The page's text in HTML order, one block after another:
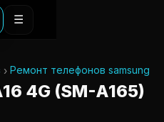
☰
Ремонт телефонов samsung
4G (SM-A165)